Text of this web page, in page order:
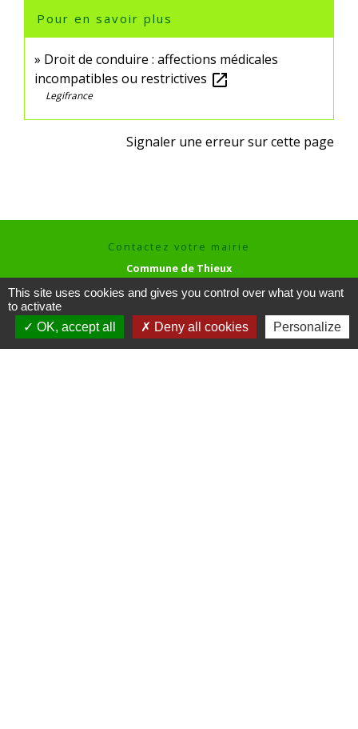
Pour en savoir plus
Droit de conduire : affections médicales
incompatibles ou restrictives open_in_new
Legifrance
Signaler une erreur sur cette page
Contactez votre mairie
Commune de Thieux
60480 Thieux - FRANCE
+33 3 44 80 73 59
Contact par formulaire
This site uses cookies and gives you control over what you want
to activate
OK, accept all
Deny all cookies Personalize